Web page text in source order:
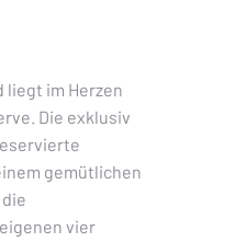
liegt im Herzen
Die exklusiv
gemütlichen
vier